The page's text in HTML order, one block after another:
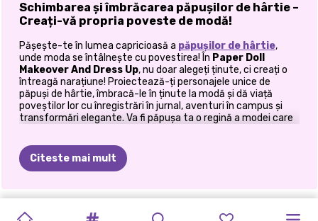
Schimbarea și îmbrăcarea păpușilor de hârtie –
Creați-vă propria poveste de modă!
Pășește-te în lumea capricioasă a păpușilor de hârtie,
unde moda se întâlnește cu povestirea! În Paper Doll
Makeover And Dress Up, nu doar alegeți ținute, ci creați o
întreagă narațiune! Proiectează-ți personajele unice de
păpuși de hârtie, îmbracă-le în ținute la modă și dă viață
poveștilor lor cu înregistrări în jurnal, aventuri în campus și
transformări elegante. Va fi păpușa ta o regină a modei care
Alegerea este a ta!
Înainte de a începe distracția modei, creează-ți propriul
Citeste mai mult
NATURAL
FĂ-ȚI
VIAȚA SUPER AVATARUL